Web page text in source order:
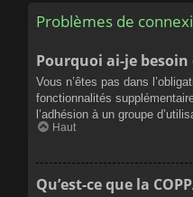
Problèmes de
Pourquoi ai-je besoin
Vous n’êtes pas dans
fonctionnalités
l’adhésion à un groupe
Haut
Qu’est-ce que la